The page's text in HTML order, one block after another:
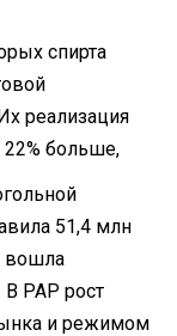
спирта
реализация
22% больше,
51,4 млн
вошла
В РАР рост
и режимом